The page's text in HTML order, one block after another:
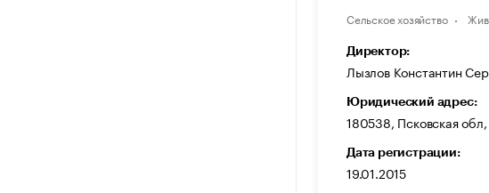
Сельское хозяйство
Директор:
Лызлов Константин
Юридический адрес:
180538, Псковская
Дата регистрации:
19.01.2015